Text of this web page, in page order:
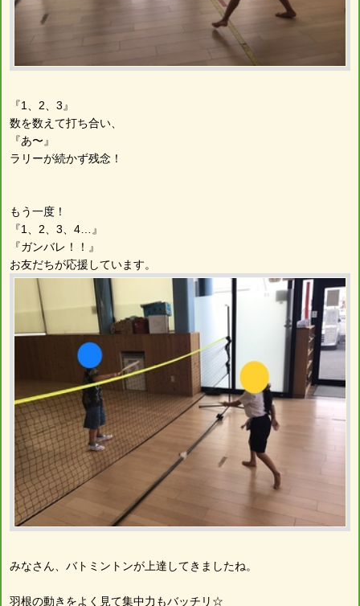
『1、2、3』
数を数えて打ち合い、
『あ〜』
ラリーが続かず残念！
もう一度！
『1、2、3、4…』
『ガンバレ！！』
お友だちが応援しています。
みなさん、バトミントンが上達してきましたね。
羽根の動きをよく見て集中力もバッチリ☆